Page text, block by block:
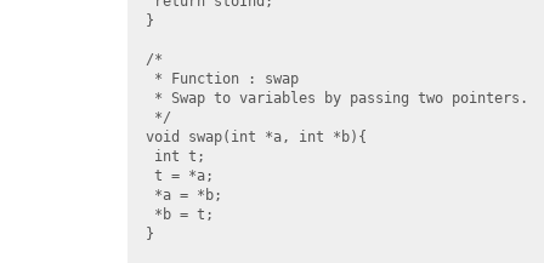
}
/*
* Function : swap
* Swap to variables by passing two pointers.
*/
void swap(int *a, int *b){
int t;
t = *a;
*a = *b;
*b = t;
}